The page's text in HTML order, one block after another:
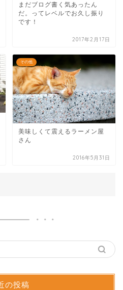
まだブログ書く気あったん
だ。ってレベルでお久し振り
です！
2017年2月17日
その他
美味しくて震えるラーメン屋
さん
2016年5月31日
の投稿